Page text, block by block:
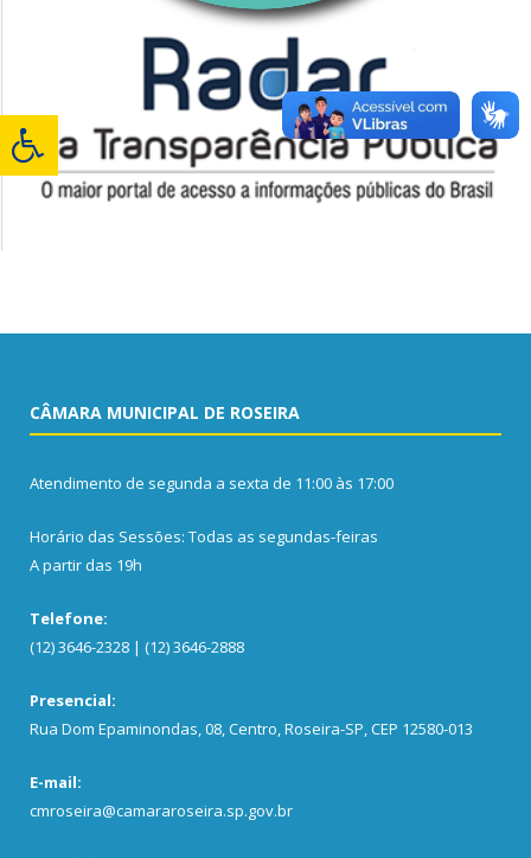
CÂMARA MUNICIPAL DE ROSEIRA
Atendimento de segunda a sexta de 11:00 às 17:00
Horário das Sessões: Todas as segundas-feiras
A partir das 19h
Telefone:
(12) 3646-2328 | (12) 3646-2888
Presencial:
Rua Dom Epaminondas, 08, Centro, Roseira-SP, CEP 12580-013
E-mail:
cmroseira@camararoseira.sp.gov.br